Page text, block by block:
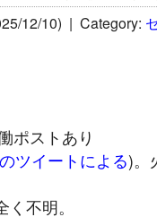
12/10) | Category:
ポストあり
ツイートによる)。
不明。